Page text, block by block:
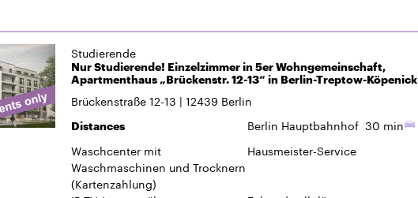
Studierende
Nur Studierende! Einzelzimmer in 5er Wohngemeinschaft,
Apartmenthaus „Brückenstr. 12-13“ in Berlin-Treptow-Köpenick
Brückenstraße 12-13 12439 Berlin
Distances Berlin Hauptbahnhof 30 min
Waschcenter mit
Waschmaschinen und Trocknern
(Kartenzahlung)
Hausmeister-Service